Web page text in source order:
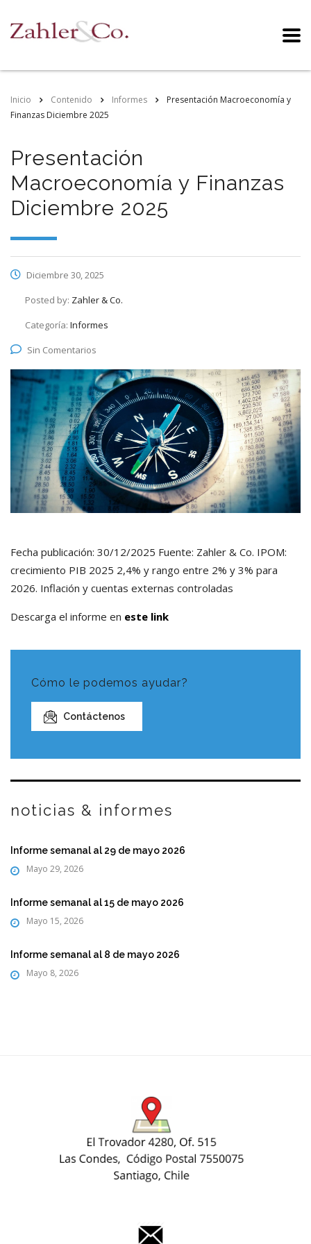
Inicio Contenido Informes
Presentación Macroeconomía y
Finanzas Diciembre 2025
Presentación
Macroeconomía y Finanzas
Diciembre 2025
Diciembre 30, 2025
Posted by: Zahler & Co.
Categoría: Informes
Sin Comentarios
Fecha publicación: 30/12/2025 Fuente: Zahler & Co. IPOM:
crecimiento PIB 2025 2,4% y rango entre 2% y 3% para
2026. Inflación y cuentas externas controladas
Descarga el informe en este link
Cómo le podemos ayudar?
Contáctenos
noticias & informes
Informe semanal al 29 de mayo 2026
Mayo 29, 2026
Informe semanal al 15 de mayo 2026
Mayo 15, 2026
Informe semanal al 8 de mayo 2026
Mayo 8, 2026